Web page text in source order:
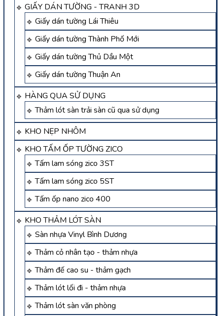
GIẤY DÁN TƯỜNG - TRANH 3D
Giấy dán tường Lái Thiêu
Giấy dán tường Thành Phố Mới
Giấy dán tường Thủ Dầu Một
Giấy dán tường Thuận An
HÀNG QUA SỬ DỤNG
Thảm lót sàn trải sàn cũ qua sử dụng
KHO NẸP NHÔM
KHO TẤM ỐP TƯỜNG ZICO
Tấm lam sóng zico 3ST
Tấm lam sóng zico 5ST
Tấm ốp nano zico 400
KHO THẢM LÓT SÀN
Sàn nhựa Vinyl Bình Dương
Thảm cỏ nhân tạo - thảm nhựa
Thảm đế cao su - thảm gạch
Thảm lót lối đi - thảm nhựa
Thảm lót sàn văn phòng